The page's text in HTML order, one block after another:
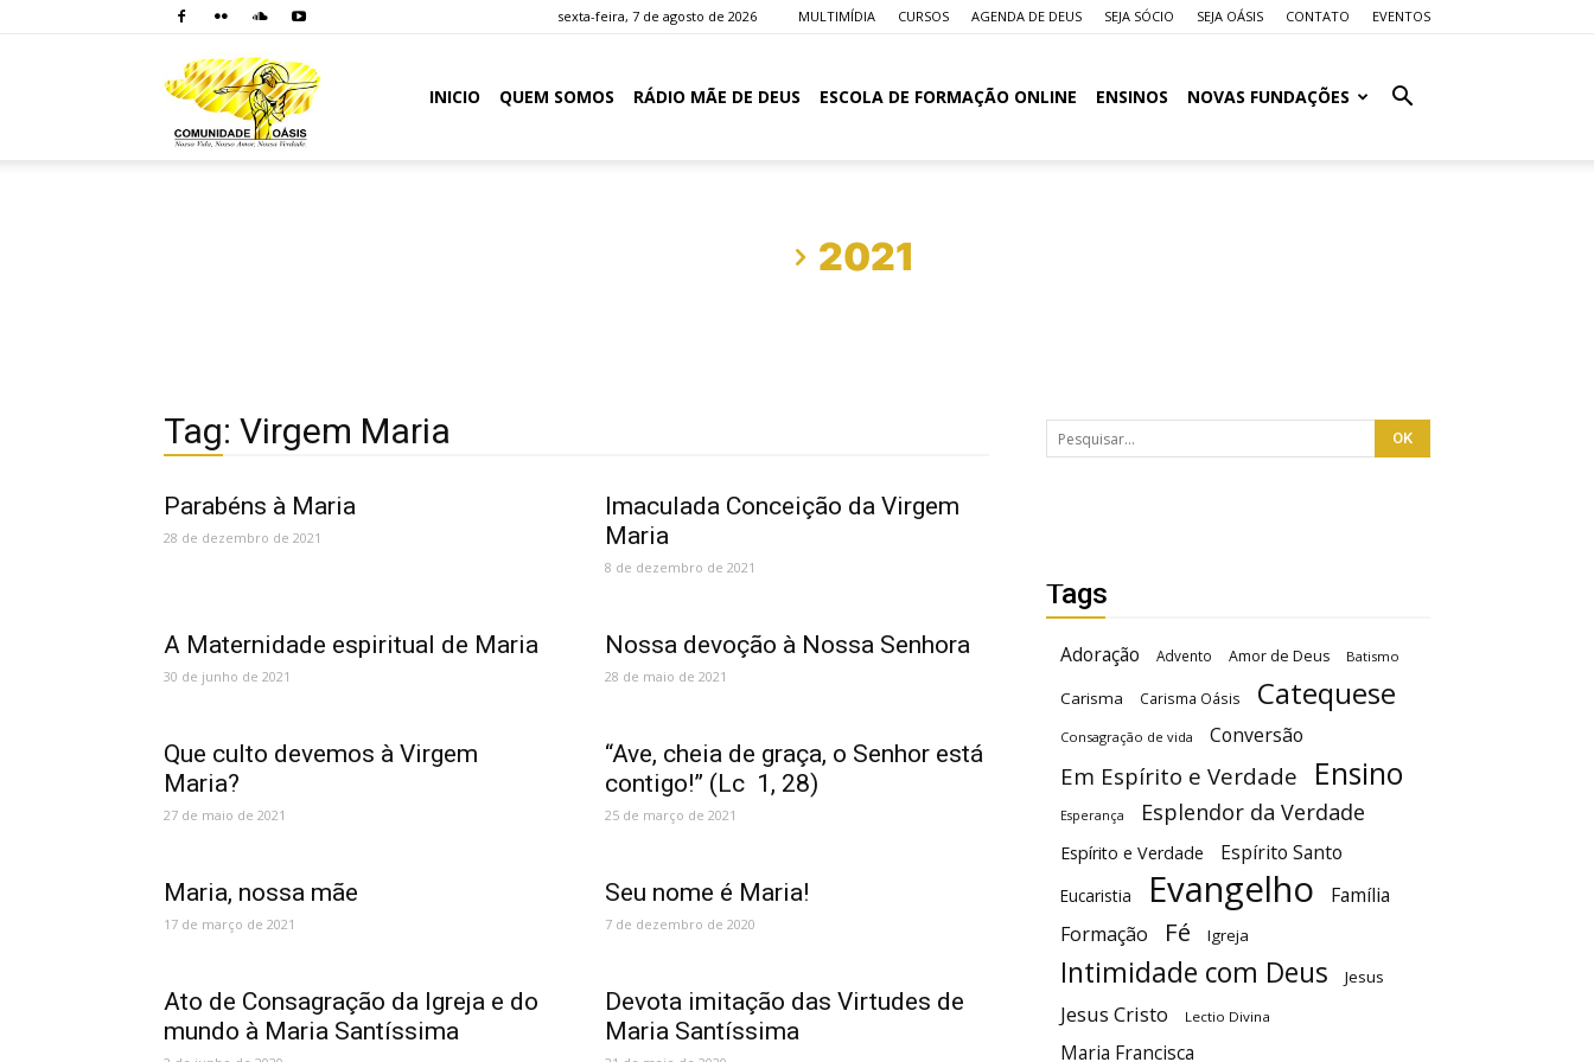
sexta-feira, 7 de agosto de 2026 MULTIMÍDIA CURSOS AGENDA DE DEUS SEJA SÓCIO SEJA OÁSIS CONTATO EVENTOS
INICIO QUEM SOMOS RÁDIO MÃE DE DEUS ESCOLA DE FORMAÇÃO ONLINE ENSINOS NOVAS FUNDAÇÕES
2021
Tag: Virgem Maria
Parabéns à Maria
28 de dezembro de 2021
Imaculada Conceição da Virgem
Maria
8 de dezembro de 2021
A Maternidade espiritual de Maria
30 de junho de 2021
Nossa devoção à Nossa Senhora
28 de maio de 2021
Que culto devemos à Virgem
Maria?
27 de maio de 2021
“Ave, cheia de graça, o Senhor está
contigo!” (Lc 1, 28)
25 de março de 2021
Maria, nossa mãe
17 de março de 2021
Seu nome é Maria!
7 de dezembro de 2020
Ato de Consagração da Igreja e do
mundo à Maria Santíssima
Devota imitação das Virtudes de
Maria Santíssima
Tags
Adoração Advento Amor de Deus Batismo
Carisma Carisma Oásis Catequese
Consagração de vida Conversão
Em Espírito e Verdade Ensino
Esperança Esplendor da Verdade
Espírito e Verdade Espírito Santo
Eucaristia Evangelho
Família
Formação
Fé Igreja
Intimidade com Deus Jesus
Jesus Cristo Lectio Divina
Maria Francisca